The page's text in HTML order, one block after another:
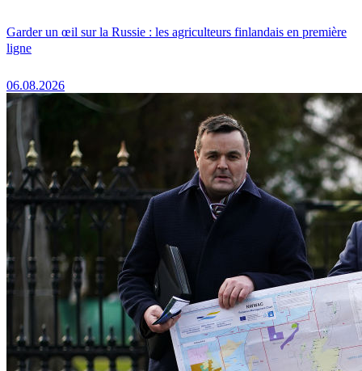
Garder un œil sur la Russie : les agriculteurs finlandais en première
ligne
06.08.2026